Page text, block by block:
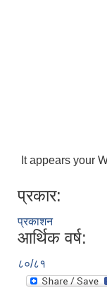
It appears your
प्रकार:
प्रकाशन
आर्थिक वर्ष:
८०/८१